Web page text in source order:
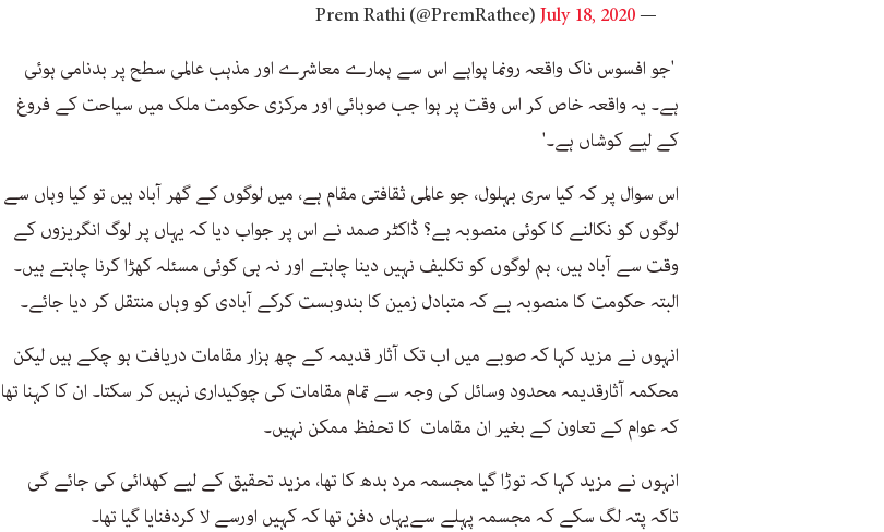
— Prem Rathi (@PremRathee)
July 18, 2020
'جو افسوس ناک واقعہ رونما ہواہے اس سے ہمارے معاشرے اور مذہب عالمی سطح پر بدنامی ہوئی
ہے۔ یہ واقعہ خاص کر اس وقت پر ہوا جب صوبائی اور مرکزی حکومت ملک میں سیاحت کے فروغ
کے لیے کوشاں ہے۔'
اس سوال پر کہ کیا سری بہلول، جو عالمی ثقافتی مقام ہے، میں لوگوں کے گھر آباد ہیں تو کیا وہاں سے
لوگوں کو نکالنے کا کوئی منصوبہ ہے؟ ڈاکٹر صمد نے اس پر جواب دیا کہ یہاں پر لوگ انگریزوں کے
وقت سے آباد ہیں، ہم لوگوں کو تکلیف نہیں دینا چاہتے اور نہ ہی کوئی مسئلہ کھڑا کرنا چاہتے ہیں۔
البتہ حکومت کا منصوبہ ہے کہ متبادل زمین کا بندوبست کرکے آبادی کو وہاں منتقل کر دیا جائے۔
انہوں نے مزید کہا کہ صوبے میں اب تک آثار قدیمہ کے چھ ہزار مقامات دریافت ہو چکے ہیں لیکن
محکمہ آثارقدیمہ محدود وسائل کی وجہ سے تمام مقامات کی چوکیداری نہیں کر سکتا۔ ان کا کہنا تھا
کہ عوام کے تعاون کے بغیر ان مقامات کا تحفظ ممکن نہیں۔
انہوں نے مزید کہا کہ توڑا گیا مجسمہ مرد بدھ کا تھا، مزید تحقیق کے لیے کھدائی کی جائے گی
تاکہ پتہ لگ سکے کہ مجسمہ پہلے سےیہاں دفن تھا کہ کہیں اورسے لا کردفنایا گیا تھا۔